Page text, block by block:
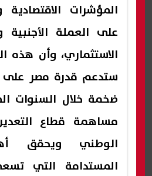
المؤشرات
على العملة الأجنبية
الاستثماري، وأن هذه
ستدعم قدرة مصر على
ضخمة خلال السنوات
مساهمة قطاع
الوطني ويحقق
المستدامة التي